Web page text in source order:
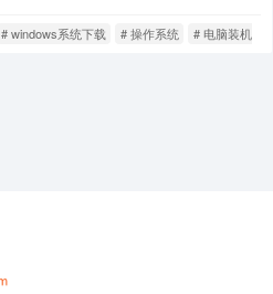
# windows系统下载 # 操作系统 # 电脑装机